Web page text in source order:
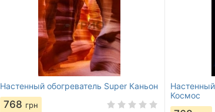
Настенный обогреватель Super Каньон
768 грн
Космос